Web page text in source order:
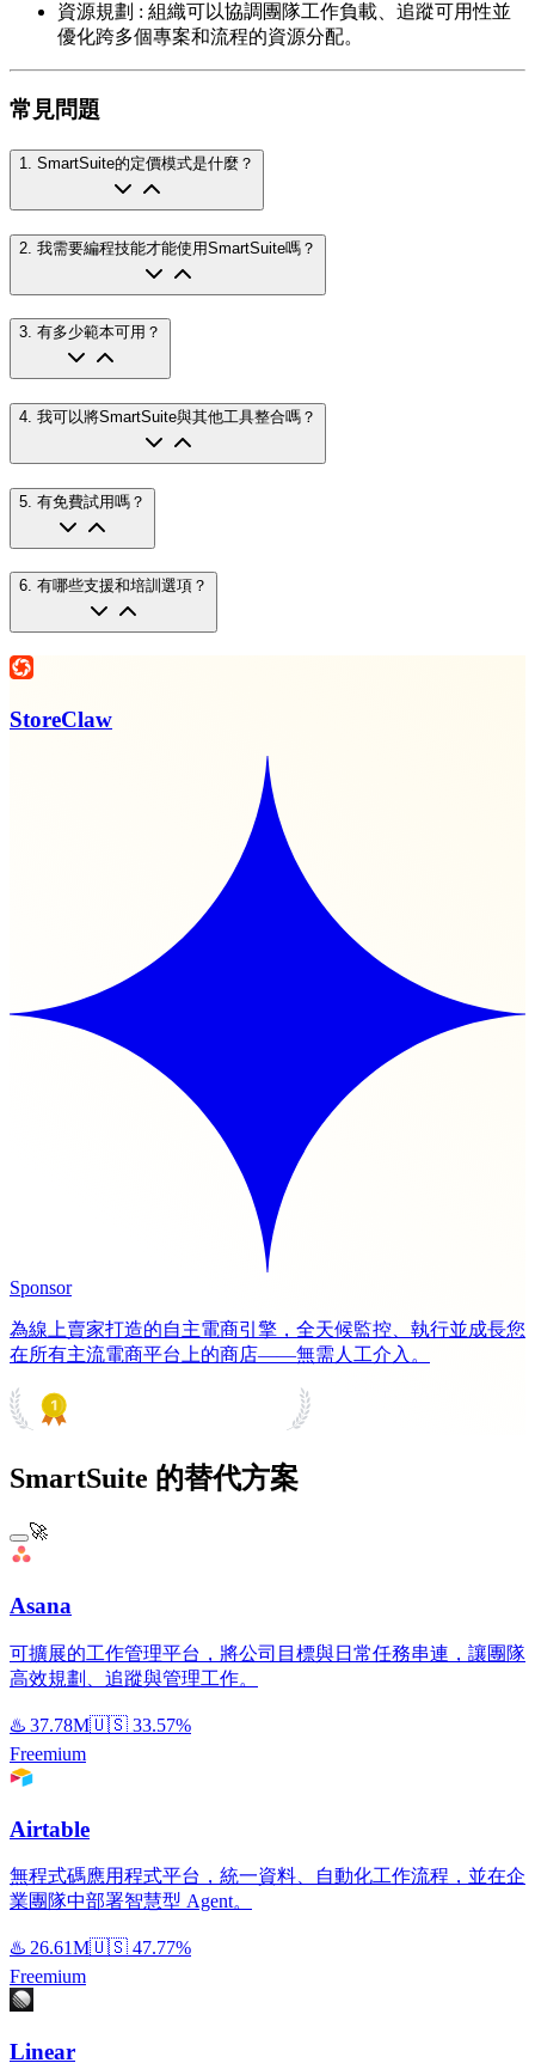
資源規劃 : 組織可以協調團隊工作負載、追蹤可用性並
優化跨多個專案和流程的資源分配。
常見問題
1 SmartSuite的定價模式是什麼？
2 我需要編程技能才能使用SmartSuite嗎？
3. 有多少範本可用？
4 我可以將SmartSuite與其他工具整合嗎？
5 有免費試用嗎？
6. 有哪些支援和培訓選項？
StoreClaw
Sponsor
為線上賣家打造的自主電商引擎，全天候監控、執行並成長您
在所有主流電商平台上的商店——無需人工介入。
SmartSuite 的替代方案
🚀
Asana
可擴展的工作管理平台，將公司目標與日常任務串連，讓團隊
高效規劃、追蹤與管理工作。
♨️ 37.78M🇺🇸 33.57%
Freemium
Airtable
無程式碼應用程式平台，統一資料、自動化工作流程，並在企
業團隊中部署智慧型 Agent。
♨️ 26.61M🇺🇸 47.77%
Freemium
Linear